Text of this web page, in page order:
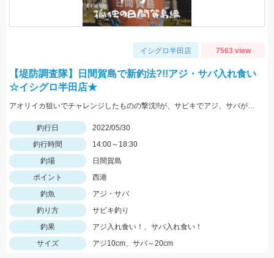
イシグロ半田店 7563 view
【堤防調査隊】日間賀島で新釣法?!!アジ・サバ入れ食い
☆イシグロ半田店★
アオリイカ狙いでチャレンジしたものの撃沈!!が、サビキでアジ、サバが入れ食い!!豆アジマッチとサビキ三昧をお忘れなく!
釣行日
2022/05/30
釣行時間
14:00～18:30
釣場
日間賀島
ポイント
西港
釣魚
アジ・サバ
釣り方
サビキ釣り
釣果
アジ入れ食い！、サバ入れ食い！
サイズ
アジ10cm、サバ～20cm